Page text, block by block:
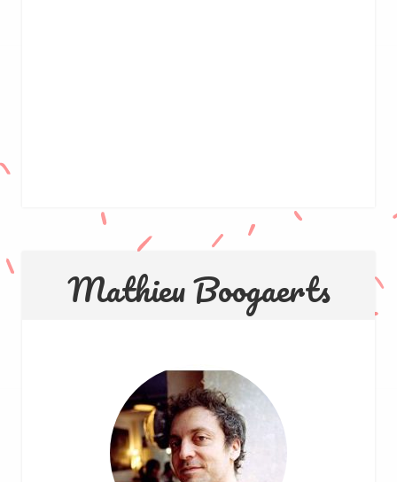
Mathieu Boogaerts